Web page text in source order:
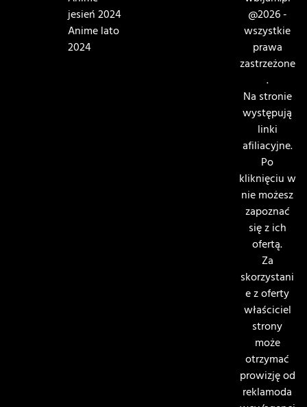
jesień 2024
Anime lato
2024
@2026 -
wszystkie
prawa
zastrzeżone
.
Na stronie
występują
linki
afiliacyjne.
Po
kliknięciu w
nie możesz
zapoznać
się z ich
ofertą.
Za
skorzystani
e z oferty
właściciel
strony
może
otrzymać
prowizję od
reklamoda